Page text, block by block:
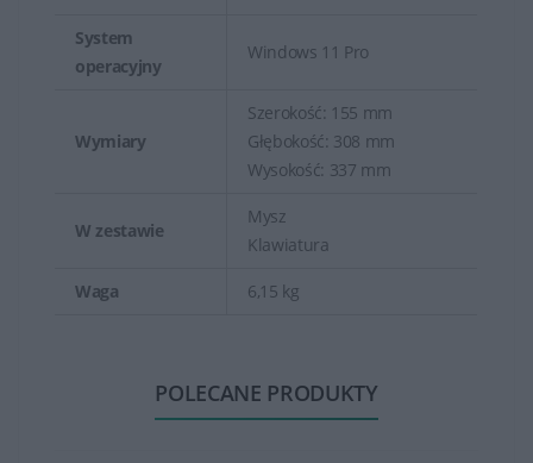
System
operacyjny
Windows 11 Pro
Wymiary
Szerokość: 155 mm
Głębokość: 308 mm
Wysokość: 337 mm
W zestawie
Mysz
Klawiatura
Waga 6,15 kg
POLECANE PRODUKTY